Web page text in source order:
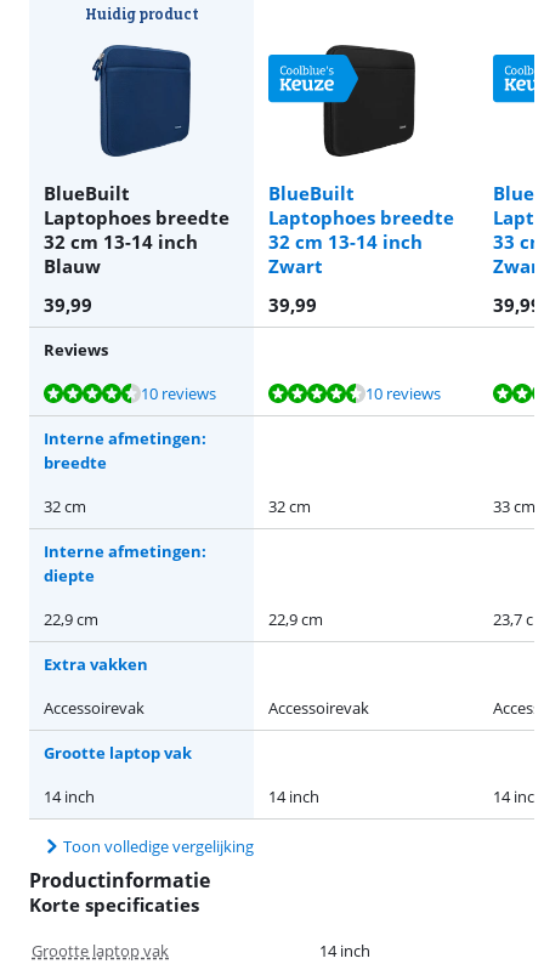
Huidig product
BlueBuilt
Laptophoes breedte
32 cm 13-14 inch
Blauw
BlueBuilt
Laptophoes breedte
32 cm 13-14 inch
Zwart
33
39,99
39,99 39,99
Reviews
Beoordeling is 8,8 van de 10, gebaseerd op 10 reviews.
10 reviews
Beoordeling is 8,8 van de 10, gebaseerd op 10 reviews.10 reviews
Beoordeling is 9,4 van de 10, gebaseerd op 2 reviews.
Beoordeling is 8,6 van de 10, gebaseerd op 8 reviews.
Beoordeling is 8,0 van de 10, gebaseerd op 3 reviews.
Interne afmetingen:
breedte
32 cm
32 cm 33 cm
Interne afmetingen:
diepte
22,9 cm
22,9 cm 23,7
Extra vakken
Accessoirevak
Accessoirevak
Grootte laptop vak
14 inch
14 inch 14 inch
Toon volledige vergelijking
Productinformatie
Korte specificaties
Grootte laptop vak 14 inch